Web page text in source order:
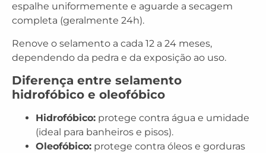
espalhe uniformemente e aguarde a secagem
completa (geralmente 24h).
Renove o selamento a cada 12 a 24 meses,
dependendo da pedra e da exposição ao uso.
Diferença entre selamento
hidrofóbico e oleofóbico
Hidrofóbico: protege contra água e umidade
(ideal para banheiros e pisos).
Oleofóbico: protege contra óleos e gorduras